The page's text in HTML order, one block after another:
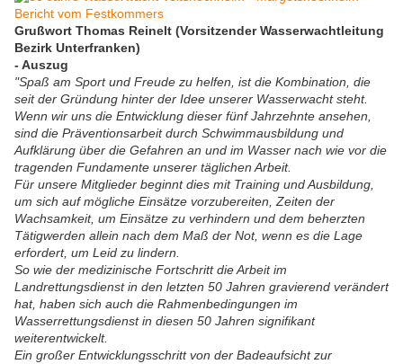
Grußwort Thomas Reinelt (Vorsitzender Wasserwachtleitung
Bezirk Unterfranken)
- Auszug
"Spaß am Sport und Freude zu helfen, ist die Kombination, die
seit der Gründung hinter der Idee unserer Wasserwacht steht.
Wenn wir uns die Entwicklung dieser fünf Jahrzehnte ansehen,
sind die Präventionsarbeit durch Schwimmausbildung und
Aufklärung über die Gefahren an und im Wasser nach wie vor die
tragenden Fundamente unserer täglichen Arbeit.
Für unsere Mitglieder beginnt dies mit Training und Ausbildung,
um sich auf mögliche Einsätze vorzubereiten, Zeiten der
Wachsamkeit, um Einsätze zu verhindern und dem beherzten
Tätigwerden allein nach dem Maß der Not, wenn es die Lage
erfordert, um Leid zu lindern.
So wie der medizinische Fortschritt die Arbeit im
Landrettungsdienst in den letzten 50 Jahren gravierend verändert
hat, haben sich auch die Rahmenbedingungen im
Wasserrettungsdienst in diesen 50 Jahren signifikant
weiterentwickelt.
Ein großer Entwicklungsschritt von der Badeaufsicht zur